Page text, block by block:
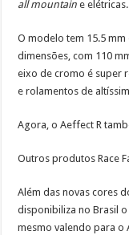
all mountain e elétricas.
O modelo tem 15.5
dimensões, com 110
eixo de cromo é super
e rolamentos de
Agora, o Aeffect R
Outros produtos Race
Além das novas cores
disponibiliza no Brasil
mesmo valendo para o